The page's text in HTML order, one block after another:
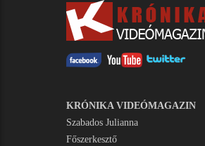
KRÓNIKA VIDEÓMAGAZIN
Szabados Julianna
Főszerkesztő